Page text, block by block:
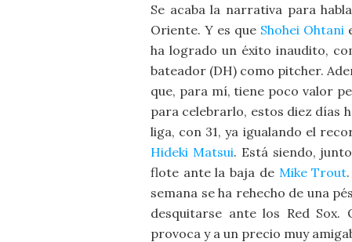
Se acaba la narrativa para
Oriente. Y es que Shohei Ohtani
ha logrado un éxito inaudito,
bateador (DH) como pitcher.
que, para mí, tiene poco valor
para celebrarlo, estos diez días
liga, con 31, ya igualando el
Hideki Matsui. Está siendo,
flote ante la baja de Mike Trout
semana se ha rehecho de una
desquitarse ante los Red
provoca y a un precio muy